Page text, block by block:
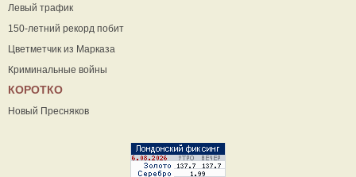
Левый трафик
150-летний рекорд побит
Цветметчик из Марказа
Криминальные войны
КОРОТКО
Новый Пресняков